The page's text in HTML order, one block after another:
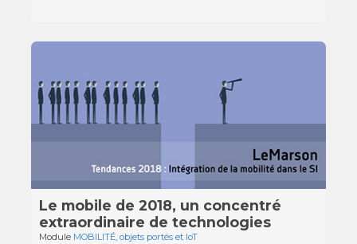
Le mobile de 2018, un concentré
extraordinaire de technologies
Module MOBILITÉ, objets portés et IoT